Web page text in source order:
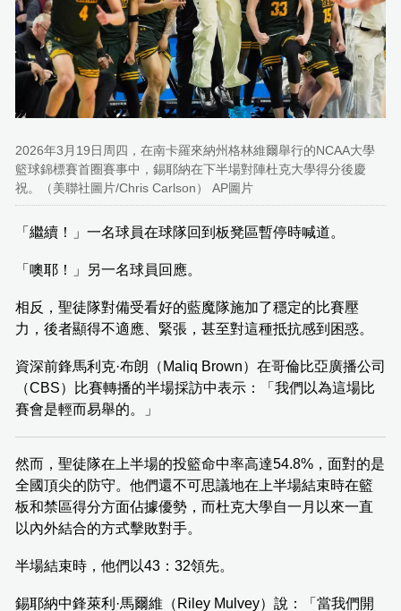
2026年3月19日周四，在南卡羅來納州格林維爾舉行的NCAA大學
籃球錦標賽首圈賽事中，錫耶納在下半場對陣杜克大學得分後慶
祝。（美聯社圖片/Chris Carlson） AP圖片
「繼續！」一名球員在球隊回到板凳區暫停時喊道。
「噢耶！」另一名球員回應。
相反，聖徒隊對備受看好的藍魔隊施加了穩定的比賽壓
力，後者顯得不適應、緊張，甚至對這種抵抗感到困惑。
資深前鋒馬利克·布朗（Maliq Brown）在哥倫比亞廣播公司
（CBS）比賽轉播的半場採訪中表示：「我們以為這場比
賽會是輕而易舉的。」
然而，聖徒隊在上半場的投籃命中率高達54.8%，面對的是
全國頂尖的防守。他們還不可思議地在上半場結束時在籃
板和禁區得分方面佔據優勢，而杜克大學自一月以來一直
以內外結合的方式擊敗對手。
半場結束時，他們以43：32領先。
錫耶納中鋒萊利·馬爾維（Riley Mulvey）說：「當我們開